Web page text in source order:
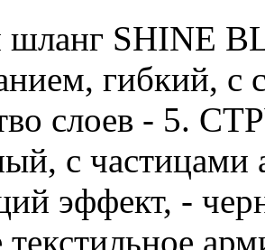
SHINE
гибкий, с
слоев - 5.
с
эффект, -
текстильное